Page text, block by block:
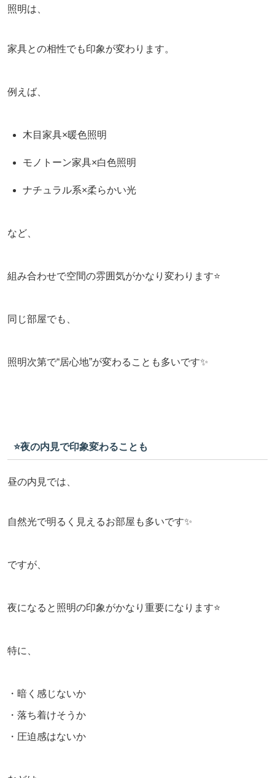
照明は、
家具との相性でも印象が変わります。
例えば、
木目家具×暖色照明
モノトーン家具×白色照明
ナチュラル系×柔らかい光
など、
組み合わせで空間の雰囲気がかなり変わります⭐️
同じ部屋でも、
照明次第で“居心地”が変わることも多いです✨
⭐️夜の内見で印象変わることも
昼の内見では、
自然光で明るく見えるお部屋も多いです✨
ですが、
夜になると照明の印象がかなり重要になります⭐️
特に、
・暗く感じないか
・落ち着けそうか
・圧迫感はないか